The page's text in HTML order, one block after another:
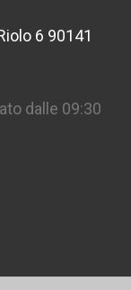
6 90141
dalle 09:30